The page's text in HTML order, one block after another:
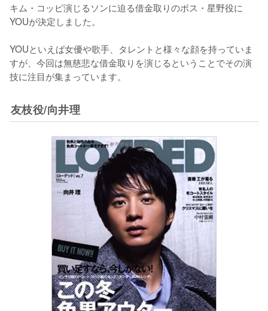
キム・コッピ演じるソンに迫る借金取りのボス・星野役に
YOUが決定しました。
YOUといえば女優や歌手、タレントと様々な顔を持っていま
すが、今回は無慈悲な借金取りを演じるということでその演
技に注目が集まっています。
友枝役/向井理